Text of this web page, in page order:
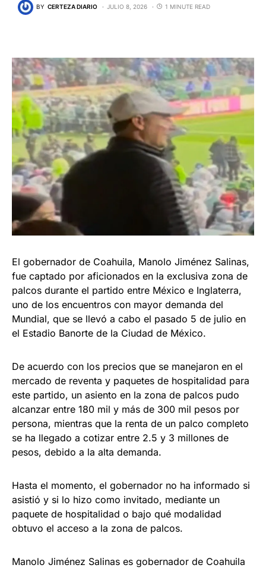
BY CERTEZA DIARIO JULIO 8, 2026 1 MINUTE READ
El gobernador de Coahuila, Manolo Jiménez Salinas,
fue captado por aficionados en la exclusiva zona de
palcos durante el partido entre México e Inglaterra,
uno de los encuentros con mayor demanda del
Mundial, que se llevó a cabo el pasado 5 de julio en
el Estadio Banorte de la Ciudad de México.
De acuerdo con los precios que se manejaron en el
mercado de reventa y paquetes de hospitalidad para
este partido, un asiento en la zona de palcos pudo
alcanzar entre 180 mil y más de 300 mil pesos por
persona, mientras que la renta de un palco completo
se ha llegado a cotizar entre 2.5 y 3 millones de
pesos, debido a la alta demanda.
Hasta el momento, el gobernador no ha informado si
asistió y si lo hizo como invitado, mediante un
paquete de hospitalidad o bajo qué modalidad
obtuvo el acceso a la zona de palcos.
Manolo Jiménez Salinas es gobernador de Coahuila